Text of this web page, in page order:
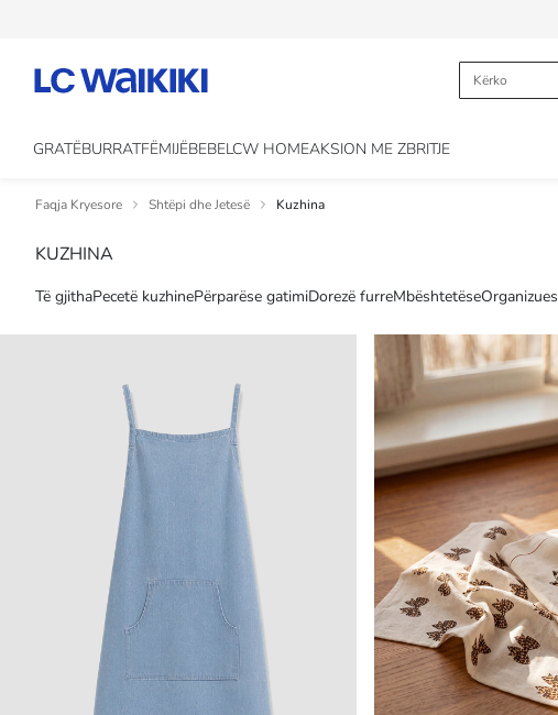
GRATËBURRATFËMIJËBEBELCW HOMEAKSION ME ZBRITJE
Faqja Kryesore Shtëpi dhe Jetesë Kuzhina
KUZHINA
Të gjithaPecetë kuzhinePërparëse gatimiDorezë furreMbështetëseOrganizues